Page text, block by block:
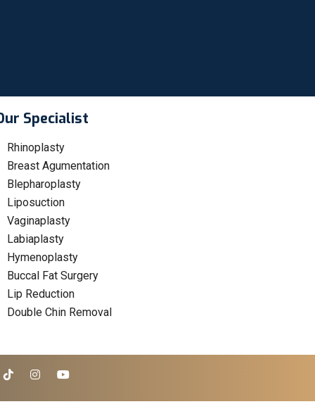
Specialist
Rhinoplasty
Breast Agumentation
Blepharoplasty
Liposuction
Vaginaplasty
Labiaplasty
Hymenoplasty
Buccal Fat Surgery
Lip Reduction
Double Chin Removal